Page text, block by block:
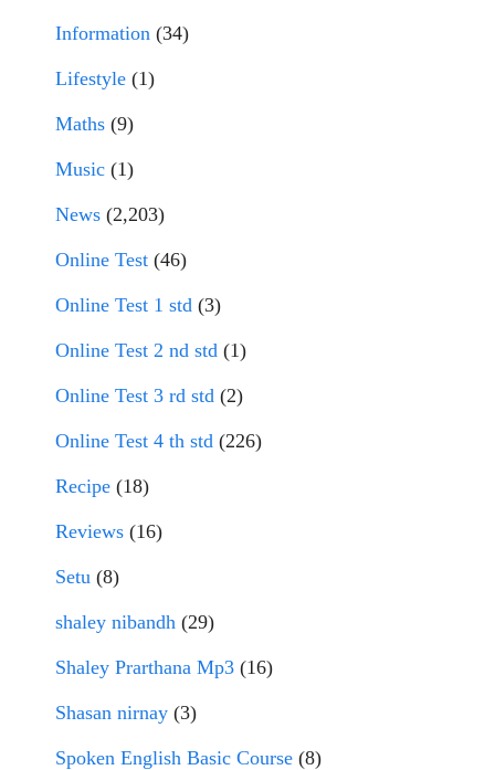
Information (34)
Lifestyle (1)
Maths (9)
Music (1)
News (2,203)
Online Test (46)
Online Test 1 std (3)
Online Test 2 nd std (1)
Online Test 3 rd std (2)
Online Test 4 th std (226)
Recipe (18)
Reviews (16)
Setu (8)
shaley nibandh (29)
Shaley Prarthana Mp3 (16)
Shasan nirnay (3)
Spoken English Basic Course (8)